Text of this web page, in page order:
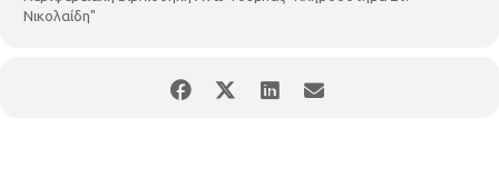
Νικολαίδη"